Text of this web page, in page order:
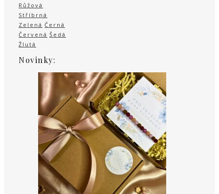
Růžová
Stříbrná
Zelená Černá
Červená Šedá
Žlutá
Novinky: